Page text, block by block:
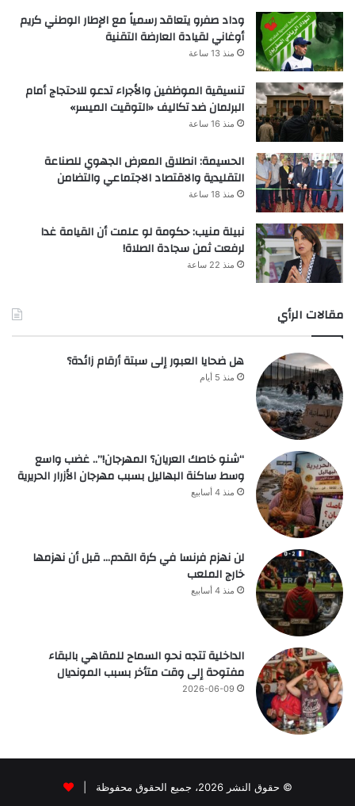
وداد صفرو يتعاقد رسمياً مع الإطار الوطني كريم
أوغاني لقيادة العارضة التقنية
منذ 13 ساعة
تنسيقية الموظفين والأجراء تدعو للاحتجاج أمام
البرلمان ضد تكاليف «التوقيت الميسر»
منذ 16 ساعة
الحسيمة: انطلاق المعرض الجهوي للصناعة
التقليدية والاقتصاد الاجتماعي والتضامن
منذ 18 ساعة
نبيلة منيب: حكومة لو علمت أن القيامة غدا
لرفعت ثمن سجادة الصلاة!
منذ 22 ساعة
مقالات الرأي
هل ضحايا العبور إلى سبتة أرقام زائدة؟
منذ 5 أيام
“شنو خاصك العريان؟ المهرجان!”.. غضب واسع
وسط ساكنة البهاليل بسبب مهرجان الأزرار الحريرية
منذ 4 أسابيع
لن نهزم فرنسا في كرة القدم… قبل أن نهزمها
خارج الملعب
منذ 4 أسابيع
الداخلية تتجه نحو السماح للمقاهي بالبقاء
مفتوحة إلى وقت متأخر بسبب المونديال
2026-06-09
© حقوق النشر 2026، جميع الحقوق محفوظة |